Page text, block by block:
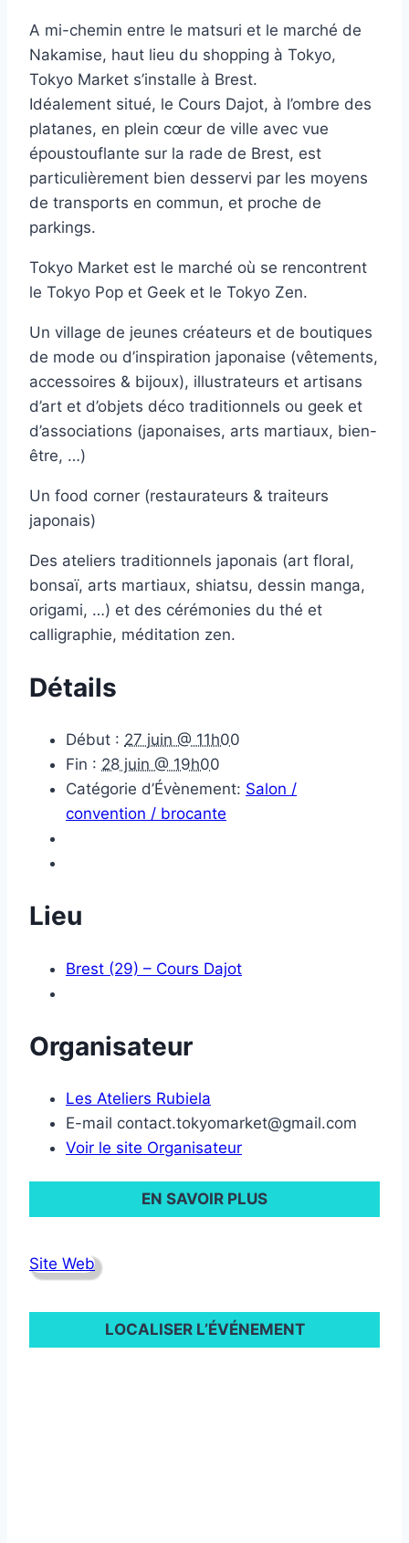
A mi-chemin entre le matsuri et le marché de
Nakamise, haut lieu du shopping à Tokyo,
Tokyo Market s’installe à Brest.
Idéalement situé, le Cours Dajot, à l’ombre des
platanes, en plein cœur de ville avec vue
époustouflante sur la rade de Brest, est
particulièrement bien desservi par les moyens
de transports en commun, et proche de
parkings.
Tokyo Market est le marché où se rencontrent
le Tokyo Pop et Geek et le Tokyo Zen.
Un village de jeunes créateurs et de boutiques
de mode ou d’inspiration japonaise (vêtements,
accessoires & bijoux), illustrateurs et artisans
d’art et d’objets déco traditionnels ou geek et
d’associations (japonaises, arts martiaux, bien-
être, …)
Un food corner (restaurateurs & traiteurs
japonais)
Des ateliers traditionnels japonais (art floral,
bonsaï, arts martiaux, shiatsu, dessin manga,
origami, …) et des cérémonies du thé et
calligraphie, méditation zen.
Détails
Début : 27 juin @ 11h00
Fin : 28 juin @ 19h00
Catégorie d’Évènement: Salon /
convention / brocante
Lieu
Brest (29) – Cours Dajot
Organisateur
Les Ateliers Rubiela
E-mail contact.tokyomarket@gmail.com
Voir le site Organisateur
EN SAVOIR PLUS
Site Web
LOCALISER L’ÉVÉNEMENT